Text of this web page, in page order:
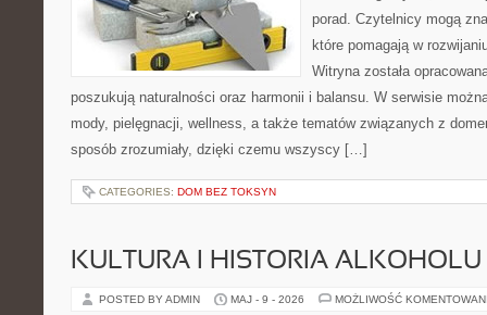
porad. Czytelnicy mogą
które pomagają w
Witryna została
poszukują naturalności oraz harmonii i balansu. W serwisie
mody, pielęgnacji, wellness, a także tematów związanych z
sposób zrozumiały, dzięki czemu wszyscy […]
CATEGORIES: DOM BEZ TOKSYN
KULTURA I HISTORIA ALKOHOLU
POSTED BY ADMIN MAJ - 9 - 2026 MOŻLIWOŚĆ